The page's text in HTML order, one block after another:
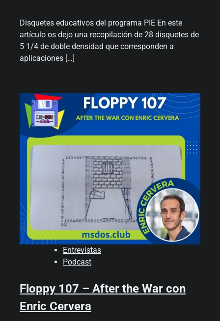
Disquetes educativos del programa PIE En este
artículo os dejo una recopilación de 28 disquetes de
5 1/4 de doble densidad que corresponden a
aplicaciones […]
Entrevistas
Podcast
Floppy 107 – After the War con
Enric Cervera